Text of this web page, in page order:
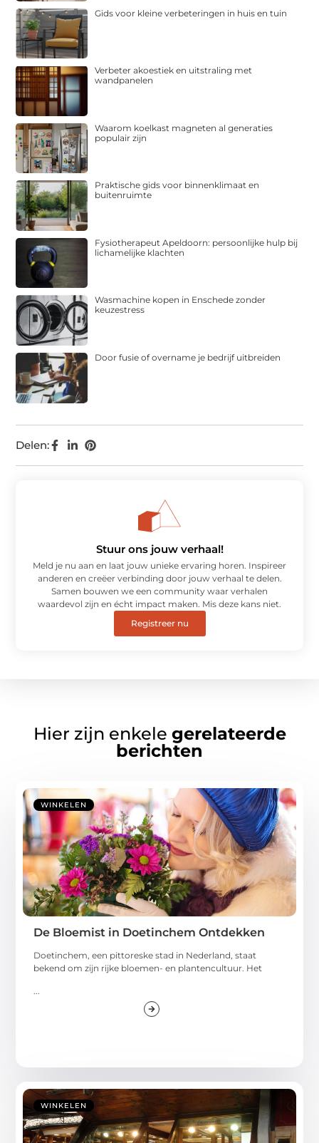
Delen:
Gids voor kleine verbeteringen in huis en tuin
Verbeter akoestiek en uitstraling met
wandpanelen
Waarom koelkast magneten al generaties
populair zijn
Praktische gids voor binnenklimaat en
buitenruimte
Fysiotherapeut Apeldoorn: persoonlijke hulp bij
lichamelijke klachten
Wasmachine kopen in Enschede zonder
keuzestress
Door fusie of overname je bedrijf uitbreiden
Stuur ons jouw verhaal!
Meld je nu aan en laat jouw unieke ervaring horen. Inspireer
anderen en creëer verbinding door jouw verhaal te delen.
Samen bouwen we een community waar verhalen
waardevol zijn en écht impact maken. Mis deze kans niet.
Registreer nu
Hier zijn enkele gerelateerde
berichten
WINKELEN
De Bloemist in Doetinchem Ontdekken
Doetinchem, een pittoreske stad in Nederland, staat
bekend om zijn rijke bloemen- en plantencultuur. Het
...
WINKELEN